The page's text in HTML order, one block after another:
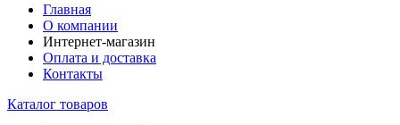
Главная
О компании
Интернет-магазин
Оплата и доставка
Контакты
Каталог товаров